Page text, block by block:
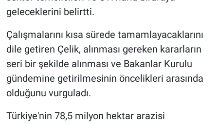
geleceklerini belirtti.
Çalışmalarını kısa sürede tamamlayacaklarını
dile getiren Çelik, alınması gereken kararların
seri bir şekilde alınması ve Bakanlar Kurulu
gündemine getirilmesinin öncelikleri arasında
olduğunu vurguladı.
Türkiye'nin 78,5 milyon hektar arazisi